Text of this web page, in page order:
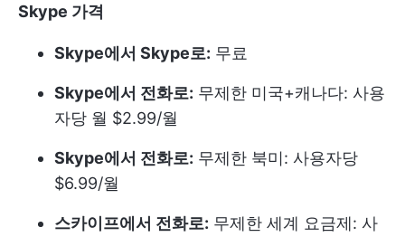
Skype 가격
Skype에서 Skype로: 무료
Skype에서 전화로: 무제한 미국+캐나다: 사용
자당 월 $2.99/월
Skype에서 전화로: 무제한 북미: 사용자당
$6.99/월
스카이프에서 전화로: 무제한 세계 요금제: 사